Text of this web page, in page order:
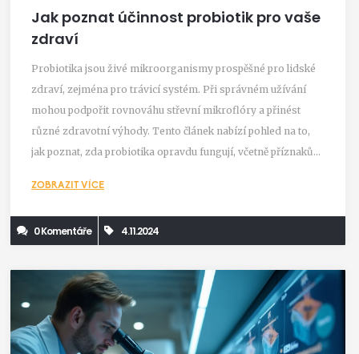
Jak poznat účinnost probiotik pro vaše
zdraví
Probiotika jsou živé mikroorganismy prospěšné pro lidské
zdraví, zejména pro trávicí systém. Při správném užívání
mohou podpořit rovnováhu střevní mikroflóry a přinést
různé zdravotní výhody. Tento článek nabízí pohled na to,
jak poznat, zda probiotika opravdu fungují, včetně příznaků
různé způsoby, jak sledovat zlepšení a co je důležité mít na
paměti při výběru probiotik.
ZOBRAZIT VÍCE
0 Komentáře 4.11.2024